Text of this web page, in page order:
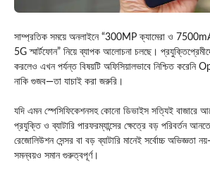
সাম্প্রতিক সময়ে অনলাইনে “300MP ক্যামেরা ও
5G স্মার্টফোন” নিয়ে ব্যাপক আলোচনা চলছে।
করলেও এখন পর্যন্ত বিষয়টি অফিসিয়ালভাবে নিশ্চিত করেনি
নাকি গুজব—তা যাচাই করা জরুরি।
যদি এমন স্পেসিফিকেশনসহ কোনো ডিভাইস সত্যিই বাজারে
প্রযুক্তি ও ব্যাটারি পারফরম্যান্সের ক্ষেত্রে বড় পরিবর্তন
রেজোলিউশন সেন্সর বা বড় ব্যাটারি মানেই সর্বোচ্চ অভিজ্ঞতা
সমন্বয়ও সমান গুরুত্বপূর্ণ।